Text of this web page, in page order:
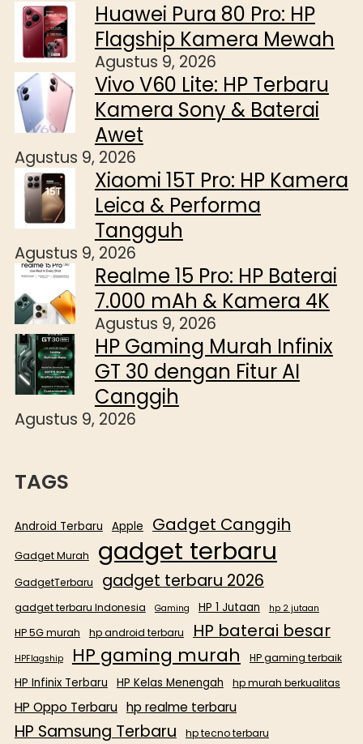
Huawei Pura 80 Pro: HP
Flagship Kamera Mewah
Agustus 9, 2026
Vivo V60 Lite: HP Terbaru
Kamera Sony & Baterai
Awet
Agustus 9, 2026
Xiaomi 15T Pro: HP Kamera
Leica & Performa
Tangguh
Agustus 9, 2026
Realme 15 Pro: HP Baterai
7.000 mAh & Kamera 4K
Agustus 9, 2026
HP Gaming Murah Infinix
GT 30 dengan Fitur AI
Canggih
Agustus 9, 2026
TAGS
Android Terbaru Apple Gadget Canggih
Gadget Murah gadget terbaru
GadgetTerbaru gadget terbaru 2026
gadget terbaru Indonesia Gaming HP 1 Jutaan hp 2 jutaan
HP 5G murah hp android terbaru HP baterai besar
HPFlagship HP gaming murah HP gaming terbaik
HP Infinix Terbaru HP Kelas Menengah hp murah berkualitas
HP Oppo Terbaru hp realme terbaru
HP Samsung Terbaru
hp tecno terbaru